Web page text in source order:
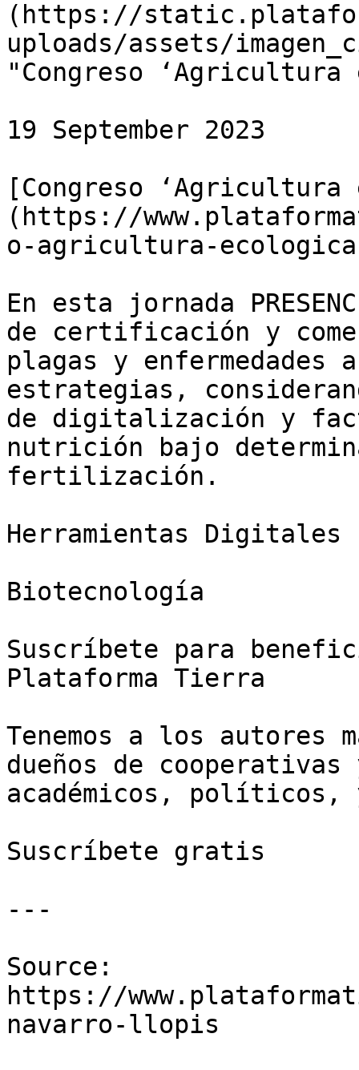
(https://
uploads/assets/
"Congreso
19 September 2023
[Congreso
(https://
o-agricultura-
En esta jornada
de certificación y
plagas y enfermedades
estrategias,
de digitalización y
nutrición bajo
fertilización.
Herramientas Digitales
Biotecnología
Suscríbete para
Plataforma Tierra
Tenemos a los autores
dueños de cooperativas
académicos, políticos,
Suscríbete gratis
---
Source:
https://